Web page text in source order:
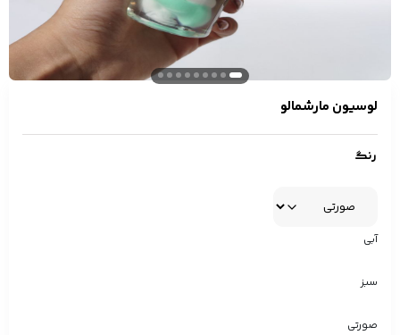
لوسیون مارشمالو
رنگ
آبی
سبز
صورتی